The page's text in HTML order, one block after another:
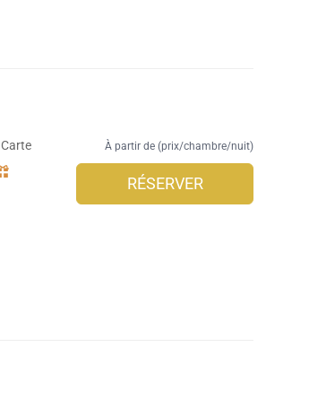
Carte
À partir de (prix/chambre/nuit)
RÉSERVER